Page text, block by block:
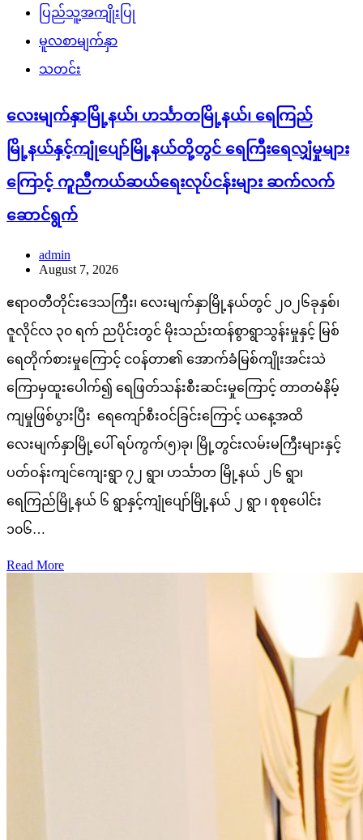
ပြည်သူ့အကျိုးပြု
မူလစာမျက်နှာ
သတင်း
လေးမျက်နှာမြို့နယ်၊ ဟင်္သာတမြို့နယ်၊ ရေကြည်
မြို့နယ်နှင့်ကျုံပျော်မြို့နယ်တို့တွင် ရေကြီးရေလျှံမှုများ
ကြောင့် ကူညီကယ်ဆယ်ရေးလုပ်ငန်းများ ဆက်လက်
ဆောင်ရွက်
admin
August 7, 2026
ဧရာဝတီတိုင်းဒေသကြီး၊ လေးမျက်နှာမြို့နယ်တွင် ၂၀၂၆ခုနှစ်၊
ဇူလိုင်လ ၃၀ ရက် ညပိုင်းတွင် မိုးသည်းထန်စွာရွာသွန်းမှုနှင့် မြစ်
ရေတိုက်စားမှုကြောင့် ငဝန်တာ၏ အောက်ခံမြစ်ကျိုးအင်းသဲ
ကြောမှထူးပေါက်၍ ရေဖြတ်သန်းစီးဆင်းမှုကြောင့် တာတမံနိမ့်
ကျမှုဖြစ်ပွားပြီး ရေကျော်စီးဝင်ခြင်းကြောင့် ယနေ့အထိ
လေးမျက်နှာမြို့ပေါ် ရပ်ကွက်(၅)ခု၊ မြို့တွင်းလမ်းမကြီးများနှင့်
ပတ်ဝန်းကျင်ကျေးရွာ ၇၂ ရွာ၊ ဟင်္သာတ မြို့နယ် ၂၆ ရွာ၊
ရေကြည်မြို့နယ် ၆ ရွာနှင့်ကျုံပျော်မြို့နယ် ၂ ရွာ ၊ စုစုပေါင်း
၁၀၆…
Read More